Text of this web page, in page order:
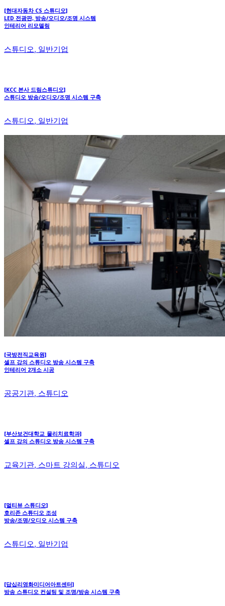
[현대자동차 CS 스튜디오]
LED 전광판, 방송/오디오/조명 시스템
인테리어 리모델링
스튜디오, 일반기업
[KCC 본사 드림스튜디오]
스튜디오 방송/오디오/조명 시스템 구축
스튜디오, 일반기업
[국방전직교육원]
셀프 강의 스튜디오 방송 시스템 구축
인테리어 2개소 시공
공공기관, 스튜디오
[부산보건대학교_물리치료학과]
셀프 강의 스튜디오 방송 시스템 구축
교육기관, 스마트 강의실, 스튜디오
[멀티뷰 스튜디오]
호리존 스튜디오 조성
방송/조명/오디오 시스템 구축
스튜디오, 일반기업
[답십리영화미디어아트센터]
방송 스튜디오 컨설팅 및 조명/방송 시스템 구축